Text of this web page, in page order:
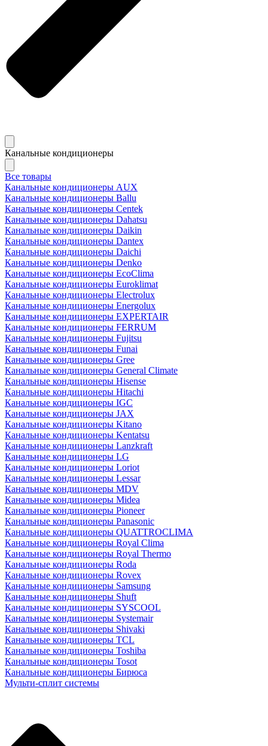
Канальные кондиционеры
Все товары
Канальные кондиционеры AUX
Канальные кондиционеры Ballu
Канальные кондиционеры Centek
Канальные кондиционеры Dahatsu
Канальные кондиционеры Daikin
Канальные кондиционеры Dantex
Канальные кондиционеры Daichi
Канальные кондиционеры Denko
Канальные кондиционеры EcoClima
Канальные кондиционеры Euroklimat
Канальные кондиционеры Electrolux
Канальные кондиционеры Energolux
Канальные кондиционеры EXPERTAIR
Канальные кондиционеры FERRUM
Канальные кондиционеры Fujitsu
Канальные кондиционеры Funai
Канальные кондиционеры Gree
Канальные кондиционеры General Climate
Канальные кондиционеры Hisense
Канальные кондиционеры Hitachi
Канальные кондиционеры IGC
Канальные кондиционеры JAX
Канальные кондиционеры Kitano
Канальные кондиционеры Kentatsu
Канальные кондиционеры Lanzkraft
Канальные кондиционеры LG
Канальные кондиционеры Loriot
Канальные кондиционеры Lessar
Канальные кондиционеры MDV
Канальные кондиционеры Midea
Канальные кондиционеры Pioneer
Канальные кондиционеры Panasonic
Канальные кондиционеры QUATTROCLIMA
Канальные кондиционеры Royal Clima
Канальные кондиционеры Royal Thermo
Канальные кондиционеры Roda
Канальные кондиционеры Rovex
Канальные кондиционеры Samsung
Канальные кондиционеры Shuft
Канальные кондиционеры SYSCOOL
Канальные кондиционеры Systemair
Канальные кондиционеры Shivaki
Канальные кондиционеры TCL
Канальные кондиционеры Toshiba
Канальные кондиционеры Tosot
Канальные кондиционеры Бирюса
Мульти-сплит системы